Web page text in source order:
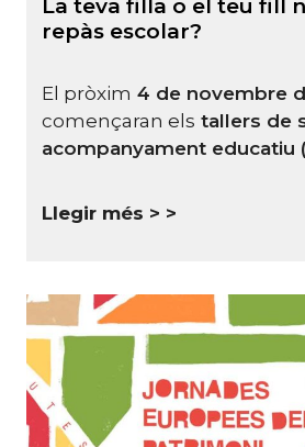
La teva filla o el teu fill
repàs escolar?
El pròxim 4 de novembre
començaran els tallers de
acompanyament educatiu
Llegir més >